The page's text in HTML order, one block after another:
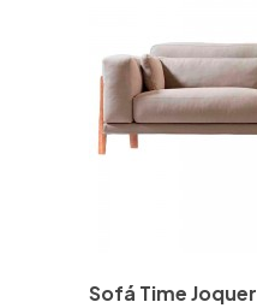
Sofá Time Joquer